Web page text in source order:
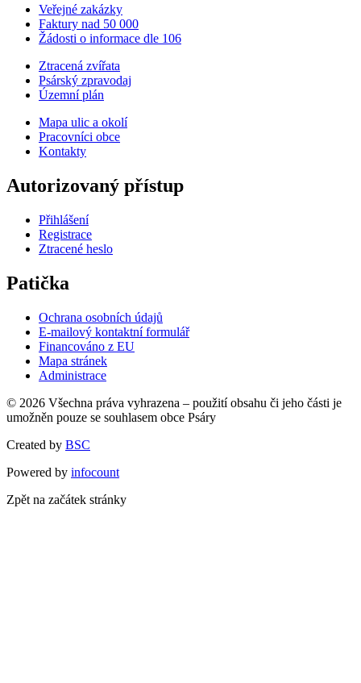
Veřejné zakázky
Faktury nad 50 000
Žádosti o informace dle 106
Ztracená zvířata
Psárský zpravodaj
Územní plán
Mapa ulic a okolí
Pracovníci obce
Kontakty
Autorizovaný přístup
Přihlášení
Registrace
Ztracené heslo
Patička
Ochrana osobních údajů
E-mailový kontaktní formulář
Financováno z EU
Mapa stránek
Administrace
© 2026 Všechna práva vyhrazena – použití obsahu či jeho části je
umožněn pouze se souhlasem obce Psáry
Created by BSC
Powered by infocount
Zpět na začátek stránky